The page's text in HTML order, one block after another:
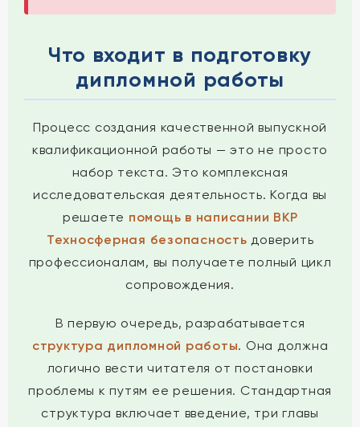
Что входит в подготовку
дипломной работы
Процесс создания качественной выпускной
квалификационной работы — это не просто
набор текста. Это комплексная
исследовательская деятельность. Когда вы
решаете помощь в написании ВКР
Техносферная безопасность доверить
профессионалам, вы получаете полный цикл
сопровождения.
В первую очередь, разрабатывается
структура дипломной работы. Она должна
логично вести читателя от постановки
проблемы к путям ее решения. Стандартная
структура включает введение, три главы